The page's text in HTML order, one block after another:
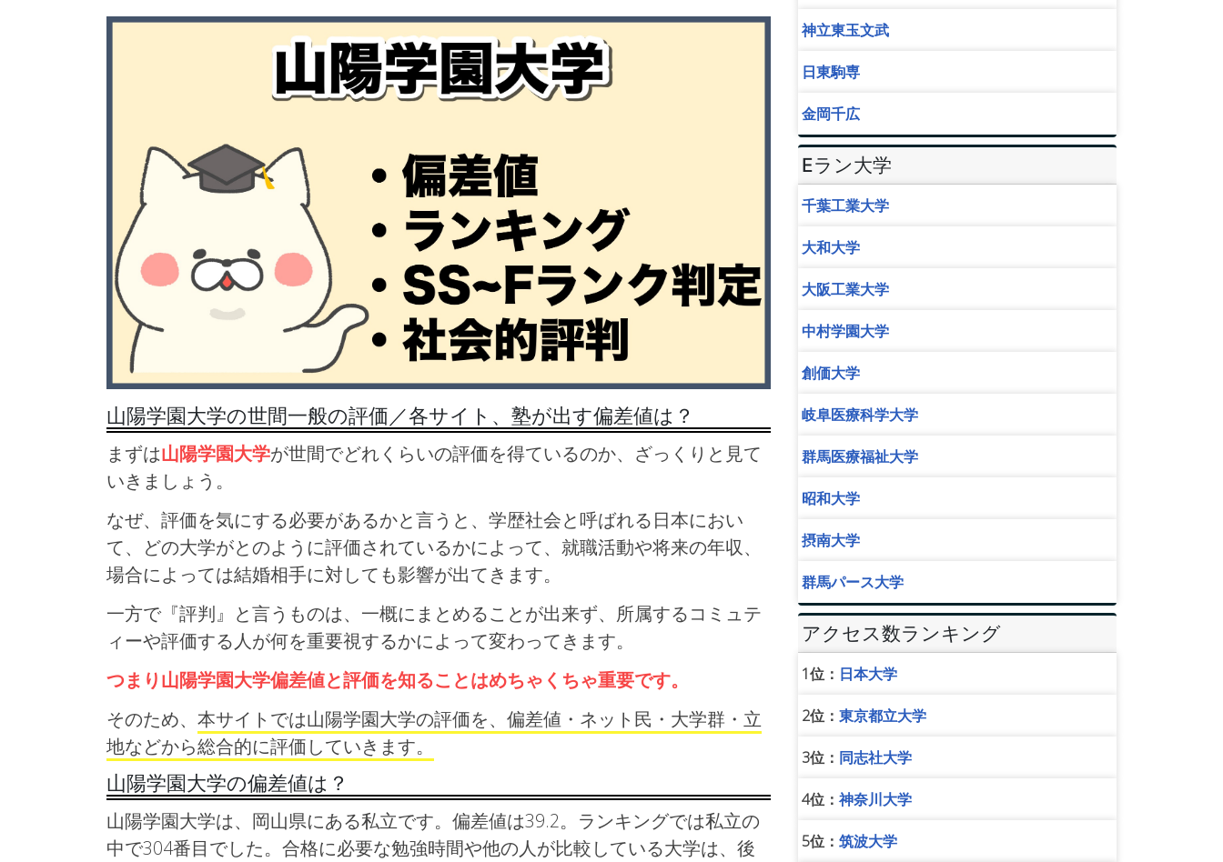
山陽学園大学の世間一般の評価／各サイト、塾が出す偏差値は？
まずは山陽学園大学が世間でどれくらいの評価を得ているのか、ざっくりと見て
いきましょう。
なぜ、評価を気にする必要があるかと言うと、学歴社会と呼ばれる日本におい
て、どの大学がとのように評価されているかによって、就職活動や将来の年収、
場合によっては結婚相手に対しても影響が出てきます。
一方で『評判』と言うものは、一概にまとめることが出来ず、所属するコミュテ
ィーや評価する人が何を重要視するかによって変わってきます。
つまり山陽学園大学偏差値と評価を知ることはめちゃくちゃ重要です。
そのため、 本サイトでは山陽学園大学の評価を、偏差値・ネット民・大学群・立
地などから総合的に評価していきます。
山陽学園大学の偏差値は？
山陽学園大学は、岡山県にある私立です。偏差値は39.2。ランキングでは私立の
中で304番目でした。合格に必要な勉強時間や他の人が比較している大学は、後
神立東玉文武
日東駒専
金岡千広
Eラン大学
千葉工業大学
大和大学
大阪工業大学
中村学園大学
創価大学
岐阜医療科学大学
群馬医療福祉大学
昭和大学
摂南大学
群馬パース大学
アクセス数ランキング
1位： 日本大学
2位： 東京都立大学
3位： 同志社大学
4位： 神奈川大学
5位： 筑波大学